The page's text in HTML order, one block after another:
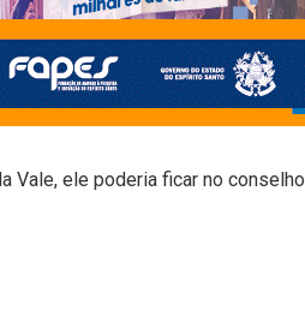
Vale, ele poderia ficar no conselho